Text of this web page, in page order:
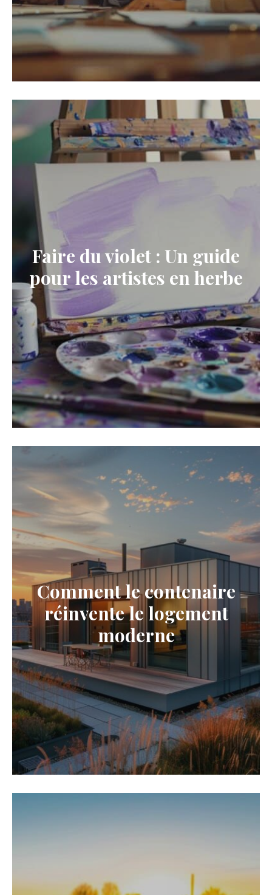
Faire du violet : Un guide
pour les artistes en herbe
Comment le contenaire
réinvente le logement
moderne